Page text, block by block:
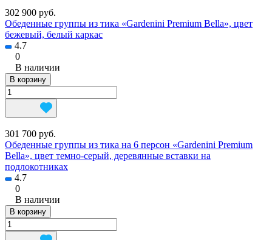
302 900 руб.
Обеденные группы из тика «Gardenini Premium Bella», цвет
бежевый, белый каркас
4.7
0
В наличии
В корзину
301 700 руб.
Обеденные группы из тика на 6 персон «Gardenini Premium
Bella», цвет темно-серый, деревянные вставки на
подлокотниках
4.7
0
В наличии
В корзину